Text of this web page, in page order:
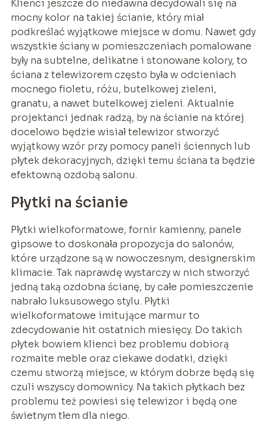
Klienci jeszcze do niedawna decydowali się na
mocny kolor na takiej ścianie, który miał
podkreślać wyjątkowe miejsce w domu. Nawet gdy
wszystkie ściany w pomieszczeniach pomalowane
były na subtelne, delikatne i stonowane kolory, to
ściana z telewizorem często była w odcieniach
mocnego fioletu, różu, butelkowej zieleni,
granatu, a nawet butelkowej zieleni. Aktualnie
projektanci jednak radzą, by na ścianie na której
docelowo będzie wisiał telewizor stworzyć
wyjątkowy wzór przy pomocy paneli ściennych lub
płytek dekoracyjnych, dzięki temu ściana ta będzie
efektowną ozdobą salonu.
Płytki na ścianie
Płytki wielkoformatowe, fornir kamienny, panele
gipsowe to doskonała propozycja do salonów,
które urządzone są w nowoczesnym, designerskim
klimacie. Tak naprawdę wystarczy w nich stworzyć
jedną taką ozdobna ścianę, by całe pomieszczenie
nabrało luksusowego stylu. Płytki
wielkoformatowe imitujące marmur to
zdecydowanie hit ostatnich miesięcy. Do takich
płytek bowiem klienci bez problemu dobiorą
rozmaite meble oraz ciekawe dodatki, dzięki
czemu stworzą miejsce, w którym dobrze będą się
czuli wszyscy domownicy. Na takich płytkach bez
problemu też powiesi się telewizor i będą one
świetnym tłem dla niego.